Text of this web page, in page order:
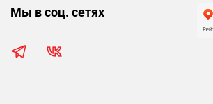
Мы в соц. сетях